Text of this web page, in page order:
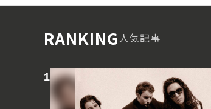
RANKING人気記事